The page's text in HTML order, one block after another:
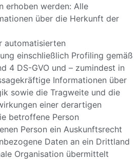
erhoben werden: Alle
über die Herkunft der
automatisierten
einschließlich Profiling gemäß
4 DS-GVO und – zumindest in
Informationen über
sowie die Tragweite und die
einer derartigen
betroffene Person
Person ein Auskunftsrecht
Daten an ein Drittland
Organisation übermittelt